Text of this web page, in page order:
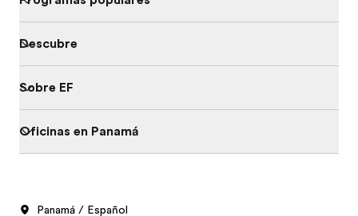
Descubre
Sobre EF
Oficinas en Panamá
Panamá / Español